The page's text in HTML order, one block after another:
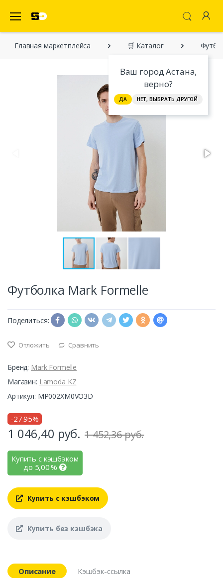
Ваш город Астана,
верно?
ДА НЕТ, ВЫБРАТЬ ДРУГОЙ
Главная марĸетплейса 🛒 Каталог
Футболка Mark Formelle
Поделиться:
Отложить Сравнить
Бренд: Mark Formelle
Магазин: Lamoda KZ
Артикул: MP002XM0VO3D
-27.95%
1 046,40 руб. 1 452,36 руб.
Купить с кэшбэком
до 5,00%
Купить с кэшбэком
Купить без кэшбэка
Описание
Кэшбэк-ссылка